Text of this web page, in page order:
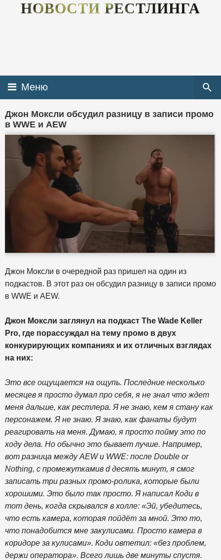
НОВОСТИ РЕСТЛИНГА
Меню
Джон Моксли обсудил разницу в записи промо
в WWE и AEW
Джон Моксли в очередной раз пришел на один из
подкастов. В этот раз он обсудил разницу в записи промо
в WWE и AEW.
Джон Моксли заглянул на подкаст The Wade Keller
Pro, где порассуждал на тему промо в двух
конкурирующих компаниях и их отличных взглядах
на них:
Это все ощущается на ощупь. Последние несколько
месяцев я просто думал про себя, я не знал что ждет
меня дальше, как рестлера. Я не знаю, кем я стану как
персонажем. Я не знаю. Я знаю, как фанаты будут
реагировать на меня. Думаю, я просто пойму это по
ходу дела. Но обычно это бывает лучше. Например,
вот разница между AEW и WWE: после Double or
Nothing, с промежуткамив d десять минут, я смог
записать три разных промо-ролика, которые были
хорошими. Это было так просто. Я написал Коди в
тот день, когда скрывался в холле: «Эй, убедитесь,
что есть камера, которая пойдёт за мной. Это то,
что понадобится мне закулисами. Просто камера в
коридоре за кулисами». Коди овтетил: «без проблем,
держи оператора». Всего лишь две минуты спустя.